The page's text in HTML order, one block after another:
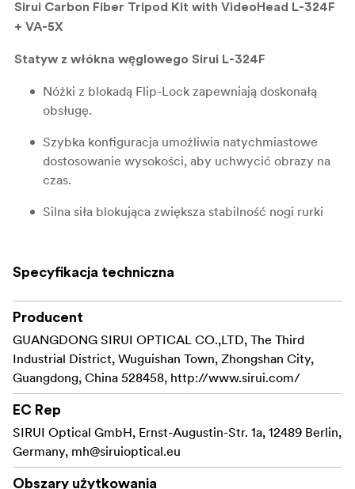
Sirui Carbon Fiber Tripod Kit with VideoHead L-324F
+ VA-5X
Statyw z włókna węglowego Sirui L-324F
Nóżki z blokadą Flip-Lock zapewniają doskonałą
obsługę.
Szybka konfiguracja umożliwia natychmiastowe
dostosowanie wysokości, aby uchwycić obrazy na
czas.
Silna siła blokująca zwiększa stabilność nogi rurki
drganiom ciężkiego sprzętu z powodu braku
wystarczającego wsparcia.
I jednocześnie zapewnia gładką i kompaktową
konstrukcję.
Maksymalna wysokość (łącznie z głowicą VA-5X)
Maksymalne obciążenie 18 kg i maksymalna
średnica rurki 32 mm, cechuje się dużą stabilnością,
co umożliwia przenoszenie ciężkiego sprzętu lub
Specyfikacja techniczna
Producent
GUANGDONG SIRUI OPTICAL CO.,LTD, The Third
Industrial District, Wuguishan Town, Zhongshan City,
Guangdong, China 528458, http://www.sirui.com/
EC Rep
SIRUI Optical GmbH, Ernst-Augustin-Str. 1a, 12489 Berlin,
Germany, mh@siruioptical.eu
Obszary użytkowania